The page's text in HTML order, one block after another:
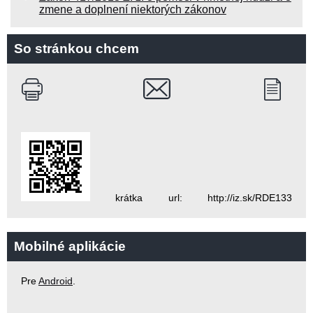
zmene a doplnení niektorých zákonov
So stránkou chcem
krátka url: http://iz.sk/RDE133
Mobilné aplikácie
PreAndroid.